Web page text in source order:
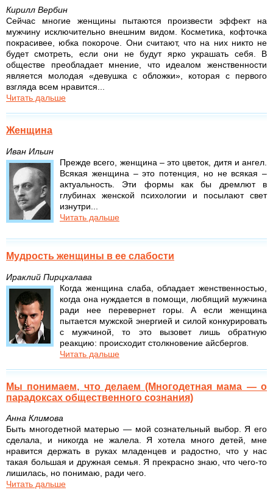
Кирилл Вербин
Сейчас многие женщины пытаются произвести эффект на
мужчину исключительно внешним видом. Косметика, кофточка
покрасивее, юбка покороче. Они считают, что на них никто не
будет смотреть, если они не будут ярко украшать себя. В
обществе преобладает мнение, что идеалом женственности
является молодая «девушка с обложки», которая с первого
взгляда всем нравится...
Читать дальше
Женщина
Иван Ильин
Прежде всего, женщина – это цветок, дитя и ангел.
Всякая женщина – это потенция, но не всякая –
актуальность. Эти формы как бы дремлют в
глубинах женской психологии и посылают свет
изнутри...
Читать дальше
Мудрость женщины в ее слабости
Ираклий Пирцхалава
Когда женщина слаба, обладает женственностью,
когда она нуждается в помощи, любящий мужчина
ради нее перевернет горы. А если женщина
пытается мужской энергией и силой конкурировать
с мужчиной, то это вызовет лишь обратную
реакцию: происходит столкновение айсбергов.
Читать дальше
Мы понимаем, что делаем (Многодетная мама — о
парадоксах общественного сознания)
Анна Климова
Быть многодетной матерью — мой сознательный выбор. Я его
сделала, и никогда не жалела. Я хотела много детей, мне
нравится держать в руках младенцев и радостно, что у нас
такая большая и дружная семья. Я прекрасно знаю, что чего-то
лишилась, но понимаю, ради чего.
Читать дальше